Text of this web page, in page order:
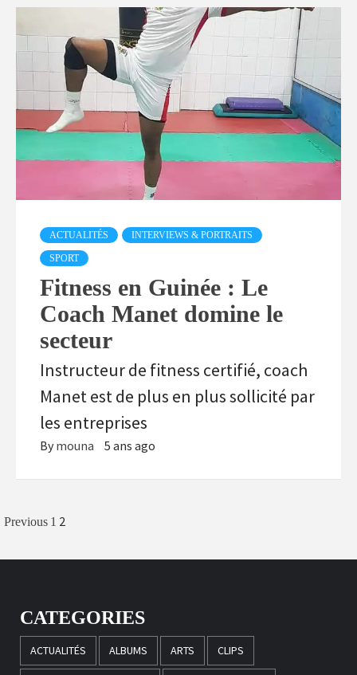
ACTUALITÉS INTERVIEWS & PORTRAITS
SPORT
Fitness en Guinée : Le
Coach Manet domine le
secteur
Instructeur de fitness certifié, coach
Manet est de plus en plus sollicité par
les entreprises
By mouna 5 ans ago
Navigation
Previous 1 2
CATEGORIES
ACTUALITÉS ALBUMS ARTS CLIPS